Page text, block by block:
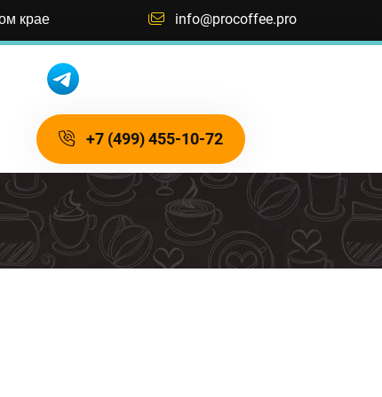
крае info@procoffee.pro
+7 (499) 455-10-72